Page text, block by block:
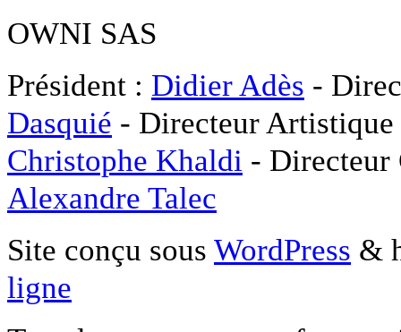
OWNI SAS
Président : Didier Adès -
Dasquié - Directeur
Christophe Khaldi -
Alexandre Talec
Site conçu sous WordPress &
ligne